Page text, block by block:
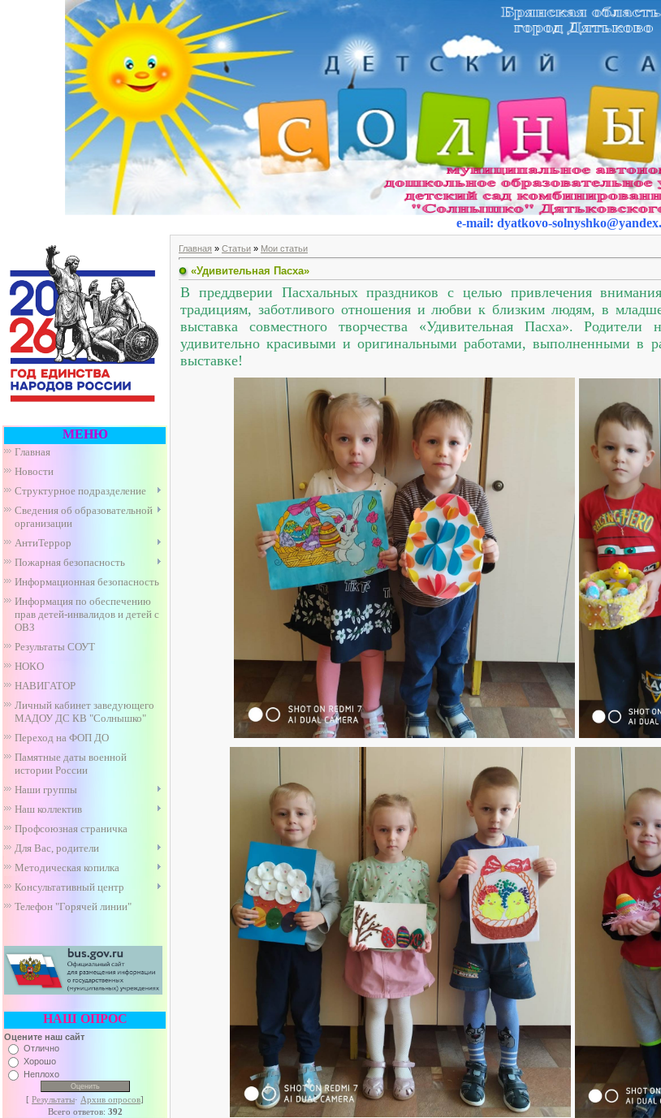
e-mail: dyatkovo-solnyshko
МЕНЮ
Главная
Новости
Структурное подразделение
Сведения об образовательной
организации
АнтиТеррор
Пожарная безопасность
Информационная безопасность
Информация по обеспечению
прав детей-инвалидов и детей с
ОВЗ
Результаты СОУТ
НОКО
НАВИГАТОР
Личный кабинет заведующего
МАДОУ ДС КВ "Солнышко"
Переход на ФОП ДО
Памятные даты военной
истории России
Наши группы
Наш коллектив
Профсоюзная страничка
Для Вас, родители
Методическая копилка
Консультативный центр
Телефон "Горячей линии"
НАШ ОПРОС
Оцените наш сайт
Отлично
Хорошо
Неплохо
[ Результаты· Архив опросов]
Всего ответов: 392
Главная » Статьи » Мои статьи
«Удивительная Пасха»
В преддверии Пасхальных праздников с целью привлечения
традициям, заботливого отношения и любви к близким людям, в
выставка совместного творчества «Удивительная Пасха».
удивительно красивыми и оригинальными работами, выполненными в
выставке!